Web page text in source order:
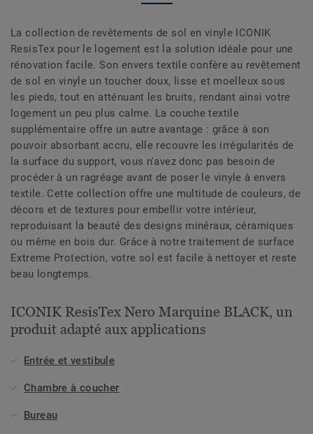
La collection de revêtements de sol en vinyle ICONIK
ResisTex pour le logement est la solution idéale pour une
rénovation facile. Son envers textile confère au revêtement
de sol en vinyle un toucher doux, lisse et moelleux sous
les pieds, tout en atténuant les bruits, rendant ainsi votre
logement un peu plus calme. La couche textile
supplémentaire offre un autre avantage : grâce à son
pouvoir absorbant accru, elle recouvre les irrégularités de
la surface du support, vous n'avez donc pas besoin de
procéder à un ragréage avant de poser le vinyle à envers
textile. Cette collection offre une multitude de couleurs, de
décors et de textures pour embellir votre intérieur,
reproduisant la beauté des designs minéraux, céramiques
ou même en bois dur. Grâce à notre traitement de surface
Extreme Protection, votre sol est facile à nettoyer et reste
beau longtemps.
ICONIK ResisTex Nero Marquine BLACK, un
produit adapté aux applications
Entrée et vestibule
Chambre à coucher
Bureau